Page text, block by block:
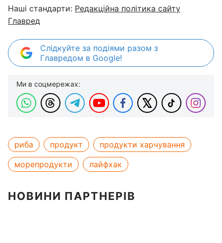
Наші стандарти: Редакційна політика сайту
Главред
Слідкуйте за подіями разом з
Главредом в Google!
Ми в соцмережах:
риба продукт
продукти харчування
морепродукти
лайфхак
НОВИНИ ПАРТНЕРІВ